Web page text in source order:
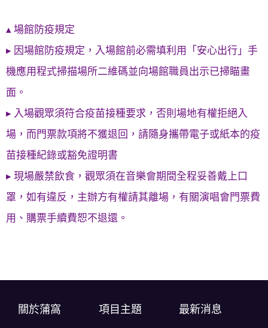
▴ 場館防疫規定
▸ 因場館防疫規定，入場館前必需填利用「安心出行」手
機應用程式掃描場所二維碼並向場館職員出示已掃瞄畫
面。
▸ 入場觀眾須符合疫苗接種要求，否則場地有權拒絕入
場，而門票款項將不獲退回，請隨身攜帶電子或紙本的疫
苗接種紀錄或豁免證明書
▸ 現場嚴禁飲食，觀眾須在音樂會期間全程妥善戴上口
罩，如有違反，主辦方有權請其離場，有關演唱會門票費
用、購票手續費恕不退還。
關於蒲窩​ 項目主題 最新消息